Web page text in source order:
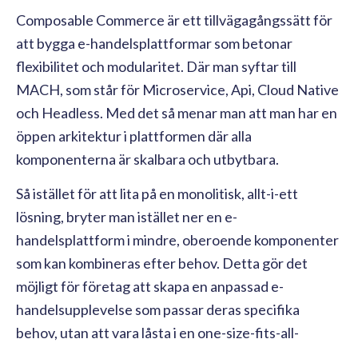
Composable Commerce är ett tillvägagångssätt för
att bygga e-handelsplattformar som betonar
flexibilitet och modularitet. Där man syftar till
MACH, som står för Microservice, Api, Cloud Native
och Headless. Med det så menar man att man har en
öppen arkitektur i plattformen där alla
komponenterna är skalbara och utbytbara.
Så istället för att lita på en monolitisk, allt-i-ett
lösning, bryter man istället ner en e-
handelsplattform i mindre, oberoende komponenter
som kan kombineras efter behov. Detta gör det
möjligt för företag att skapa en anpassad e-
handelsupplevelse som passar deras specifika
behov, utan att vara låsta i en one-size-fits-all-